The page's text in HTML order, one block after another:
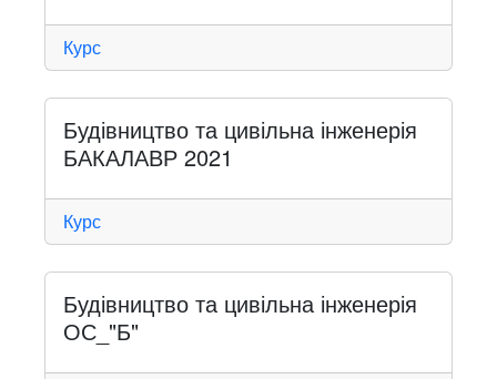
Курс
Будівництво та цивільна інженерія
БАКАЛАВР 2021
Курс
Будівництво та цивільна інженерія
ОС_"Б"